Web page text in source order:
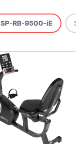
SP-RB-9500-iE